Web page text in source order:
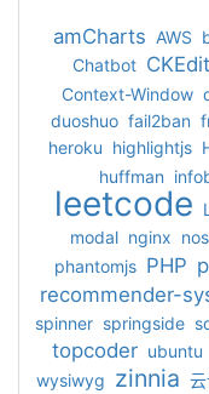
amCharts AWS
Chatbot
Context-Window
duoshuo fail2ban
heroku highlightjs
huffman
leetcode
modal nginx
phantomjs PHP
recommender-
spinner springside
topcoder ubuntu
wysiwyg zinnia